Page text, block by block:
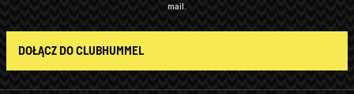
mail.
DOŁĄCZ DO CLUBHUMMEL